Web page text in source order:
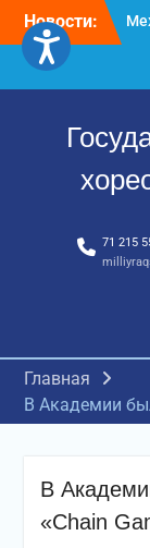
Перейти
содержимому
Новости:
71 215
Главная
В Академии
В
«Chain